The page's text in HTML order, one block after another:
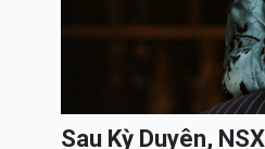
Sau Kỳ Duyên,